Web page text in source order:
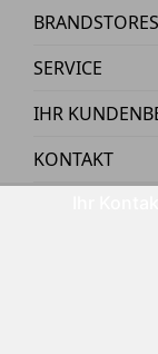
BRANDSTORES
SERVICE
IHR
KONTAKT